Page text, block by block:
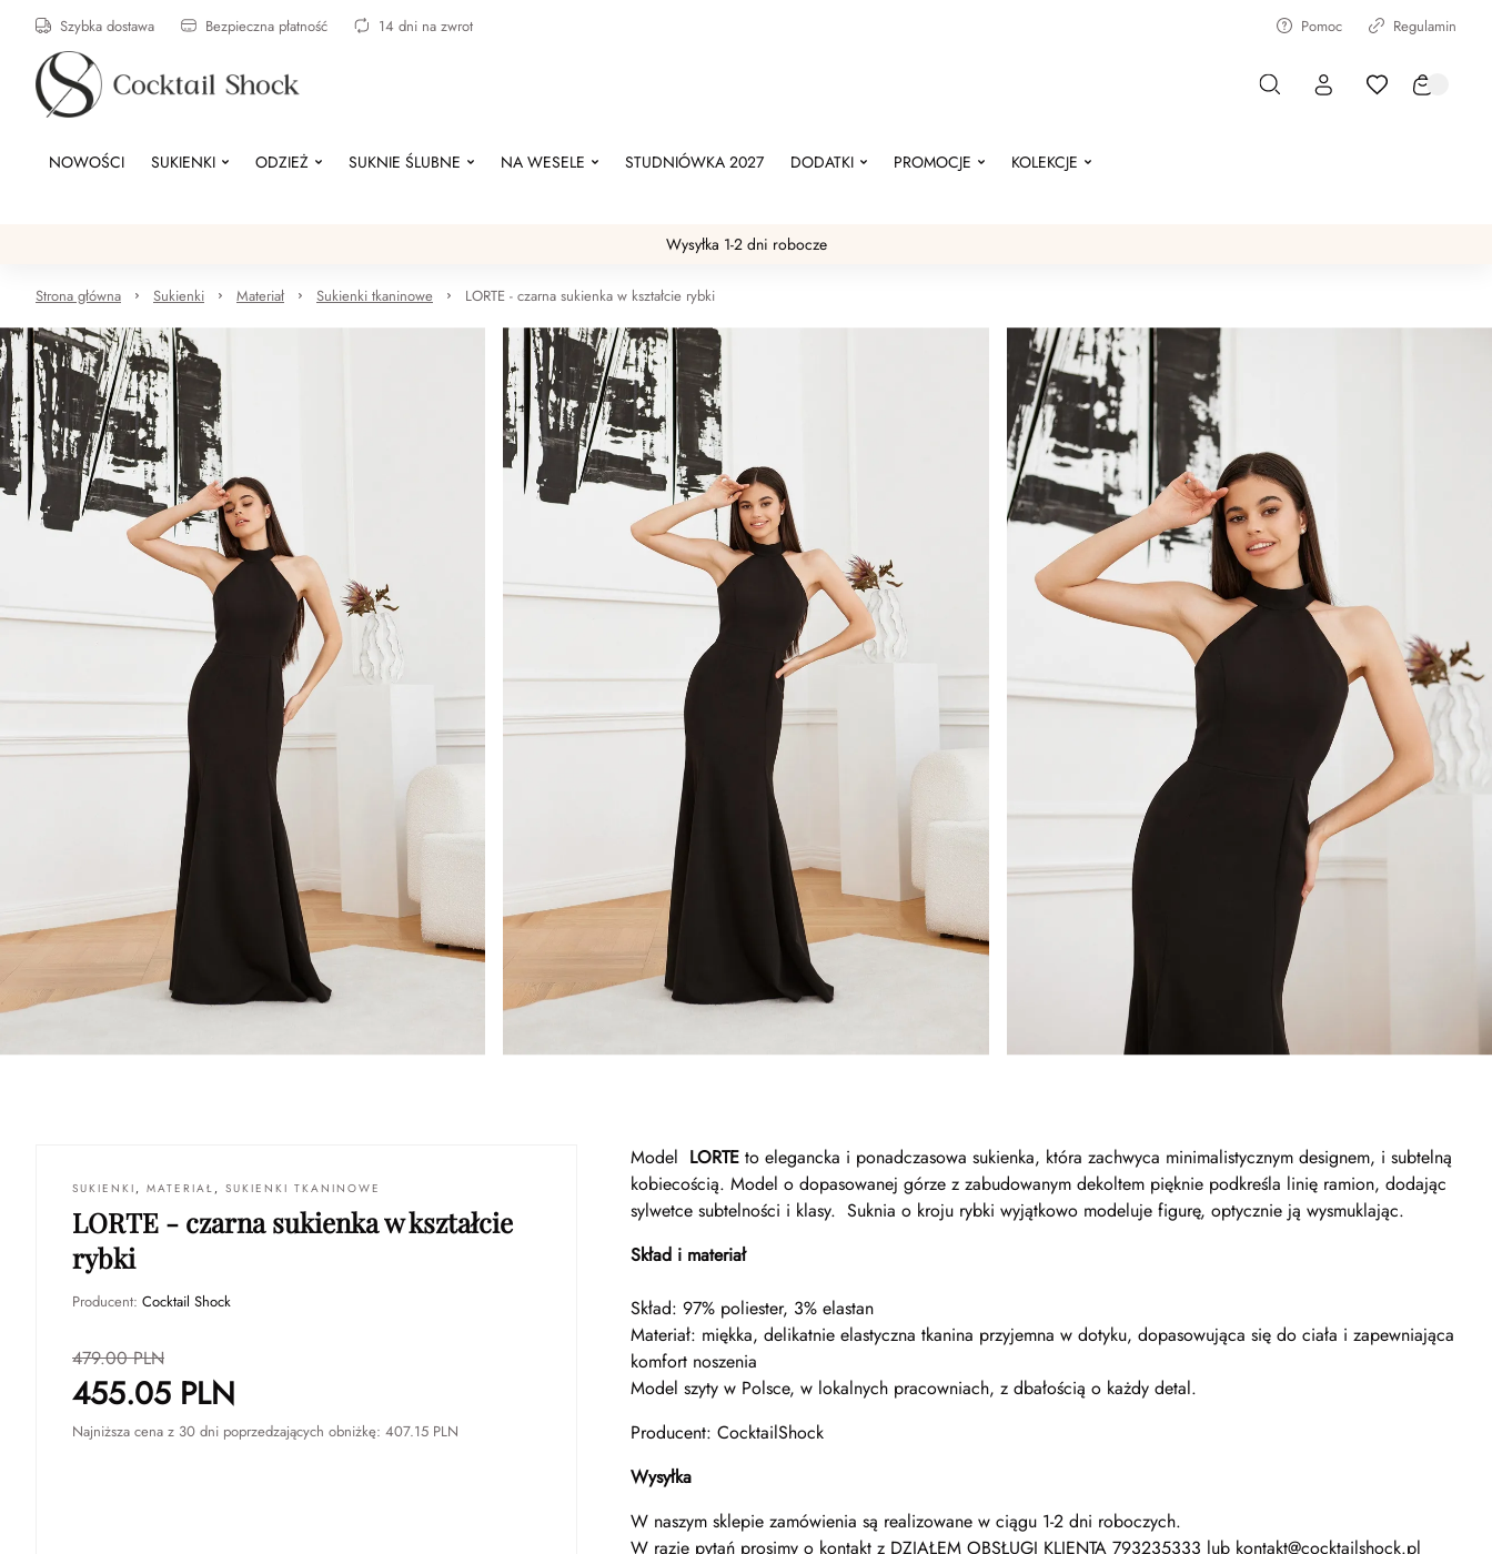
Szybka dostawa Bezpieczna płatność 14 dni na zwrot Pomoc Regulamin
NOWOŚCI SUKIENKI ODZIEŻ SUKNIE ŚLUBNE NA WESELE STUDNIÓWKA 2027 DODATKI PROMOCJE KOLEKCJE
Wysyłka 1-2 dni robocze
Strona główna Sukienki Materiał Sukienki tkaninowe LORTE - czarna sukienka w kształcie rybki
SUKIENKI , MATERIAŁ , SUKIENKI TKANINOWE
LORTE - czarna sukienka w kształcie
rybki
Producent: Cocktail Shock
479.00PLN
455.05 PLN
Najniższa cena z 30 dni poprzedzających obniżkę: 407.15 PLN
Model LORTE to elegancka i ponadczasowa sukienka, która zachwyca minimalistycznym designem, i subtelną
kobiecością. Model o dopasowanej górze z zabudowanym dekoltem pięknie podkreśla linię ramion, dodając
sylwetce subtelności i klasy. Suknia o kroju rybki wyjątkowo modeluje figurę, optycznie ją wysmuklając.
Skład i materiał
Skład: 97% poliester, 3% elastan
Materiał: miękka, delikatnie elastyczna tkanina przyjemna w dotyku, dopasowująca się do ciała i zapewniająca
komfort noszenia
Model szyty w Polsce, w lokalnych pracowniach, z dbałością o każdy detal.
Producent: CocktailShock
Wysyłka
W naszym sklepie zamówienia są realizowane w ciągu 1-2 dni roboczych.
W razie pytań prosimy o kontakt z DZIAŁEM OBSŁUGI KLIENTA 793235333 lub kontakt@cocktailshock.pl